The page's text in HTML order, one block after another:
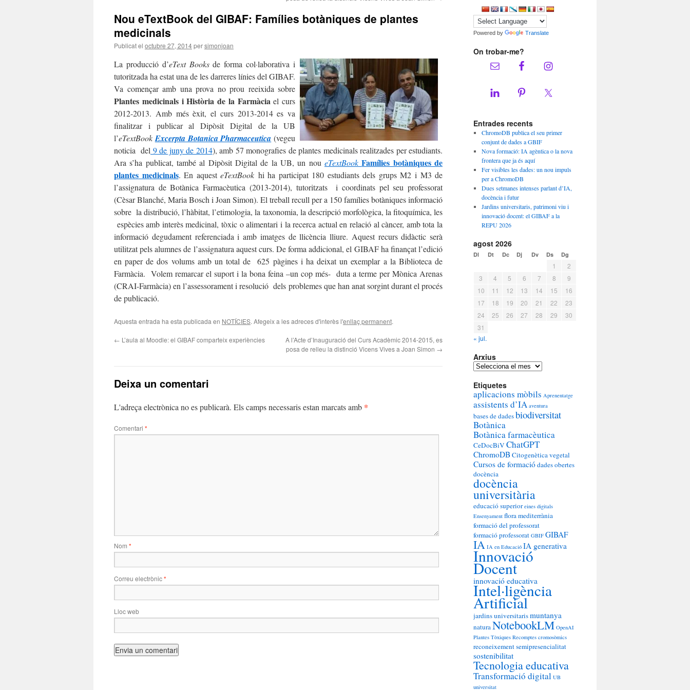
Nou eTextBook del GIBAF: Famílies botàniques de plantes
medicinals
Publicat el octubre 27, 2014persimonjoan
La producció d’eText Booksde forma col·laborativa i
tutoritzada ha estat una de les darreres línies del GIBAF.
Va començar amb una prova no prou reeixida sobre
Plantes medicinals i Història de la Farmàcia el curs
2012-2013. Amb més èxit, el curs 2013-2014 es va
finalitzar i publicar al Dipòsit Digital de la UB
l’eTextBook Excerpta Botanica Pharmaceutica (vegeu
noticia del 9 de juny de 2014), amb 57 monografies de plantes medicinals realitzades per estudiants.
Ara s’ha publicat, també al Dipòsit Digital de la UB, un nou eTextBook Famílies botàniques de
plantes medicinals. En aquesteTextBook hi ha participat 180 estudiants dels grups M2 i M3 de
l’assignatura de Botànica Farmacèutica (2013-2014), tutoritzats i coordinats pel seu professorat
(Cèsar Blanché, Maria Bosch i Joan Simon). El treball recull per a 150 famílies botàniques informació
sobre la distribució, l’hàbitat, l’etimologia, la taxonomia, la descripció morfològica, la fitoquímica, les
espècies amb interès medicinal, tòxic o alimentari i la recerca actual en relació al càncer, amb tota la
informació degudament referenciada i amb imatges de llicència lliure. Aquest recurs didàctic serà
utilitzat pels alumnes de l’assignatura aquest curs. De forma addicional, el GIBAF ha finançat l’edició
en paper de dos volums amb un total de 625 pàgines i ha deixat un exemplar a la Biblioteca de
Farmàcia. Volem remarcar el suport i la bona feina –un cop més- duta a terme per Mònica Arenas
(CRAI-Farmàcia) en l’assessorament i resolució dels problemes que han anat sorgint durant el procés
de publicació.
Aquesta entrada ha esta publicada en NOTÍCIES. Afegeix a les adreces d'interès l'enllaç permanent.
← L’aula al Moodle: el GIBAF comparteix experiències
A l’Acte d’Inauguració del Curs Acadèmic 2014-2015, es
posa de relleu la distinció Vicens Vives a Joan Simon →
Deixa un comentari
L'adreça electrònica no es publicarà. Els camps necessaris estan marcats amb *
Comentari *
Nom *
Correu electrònic*
Lloc web
Powered by Translate
On trobar-me?
Entrades recents
ChromoDB publica el seu primer
conjunt de dades a GBIF
Nova formació: IA agèntica o la nova
frontera que ja és aquí
Fer visibles les dades: un nou impuls
per a ChromoDB
Dues setmanes intenses parlant d’IA,
docència i futur
Jardins universitaris, patrimoni viu i
innovació docent: el GIBAF a la
REPU 2026
agost 2026
Dl Dt Dc Dj Dv Ds Dg
1
2
3
4 5 6 7 8
9
10
11 12 13 14 15
16
17
18 19 20 21 22
23
24
25 26 27 28 29
30
31
« jul.
Arxius
Arxius
Etiquetes
aplicacions mòbils Aprenentatge
assistents d’IA aventura
bases de dadesbiodiversitat
Botànica
Botànica farmacèutica
CeDocBiV ChatGPT
ChromoDBCitogenètica vegetal
Cursos de formaciódades obertes
docència
docència
universitària
educació superior eines digitals
Ensenyament flora mediterrània
formació del professorat
formació professorat GBIF GIBAF
IA IA en Educació IA generativa
Innovació
Docent
innovació educativa
Intel·ligència
Artificial
jardins universitarismuntanya
naturaNotebookLM OpenAI
Plantes Tòxiques Recomptes cromosòmics
reconeixementsemipresencialitat
sostenibilitat
Tecnologia educativa
Transformació digital UB
universitat